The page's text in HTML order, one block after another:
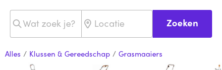
Zoeken
Alles / Klussen & Gereedschap / Grasmaaiers